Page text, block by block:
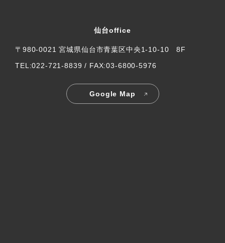
仙台office
〒980-0021 宮城県仙台市青葉区中央1-10-10 8F
TEL:022-721-8839 / FAX:03-6800-5976
Google Map